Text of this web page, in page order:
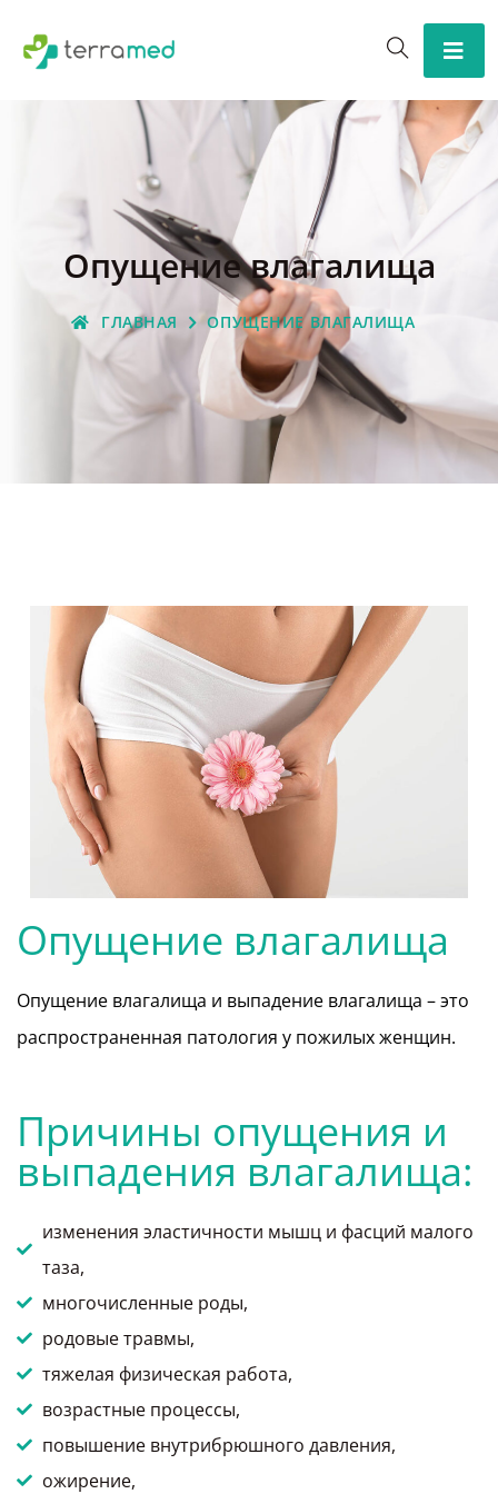
Опущение влагалища
ГЛАВНАЯ ОПУЩЕНИЕ ВЛАГАЛИЩА
Опущение влагалища
Опущение влагалища и выпадение влагалища – это
распространенная патология у пожилых женщин.
Причины опущения и
выпадения влагалища:
изменения эластичности мышц и фасций малого
таза,
многочисленные роды,
родовые травмы,
тяжелая физическая работа,
возрастные процессы,
повышение внутрибрюшного давления,
ожирение,